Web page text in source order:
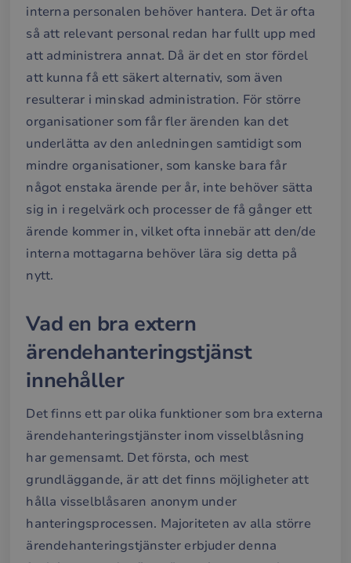
interna personalen behöver hantera. Det är ofta
så att relevant personal redan har fullt upp med
att administrera annat. Då är det en stor fördel
att kunna få ett säkert alternativ, som även
resulterar i minskad administration. För större
organisationer som får fler ärenden kan det
underlätta av den anledningen samtidigt som
mindre organisationer, som kanske bara får
något enstaka ärende per år, inte behöver sätta
sig in i regelvärk och processer de få gånger ett
ärende kommer in, vilket ofta innebär att den/de
interna mottagarna behöver lära sig detta på
nytt.
Vad en bra extern
ärendehanteringstjänst
innehåller
Det finns ett par olika funktioner som bra externa
ärendehanteringstjänster inom visselblåsning
har gemensamt. Det första, och mest
grundläggande, är att det finns möjligheter att
hålla visselblåsaren anonym under
hanteringsprocessen. Majoriteten av alla större
ärendehanteringstjänster erbjuder denna